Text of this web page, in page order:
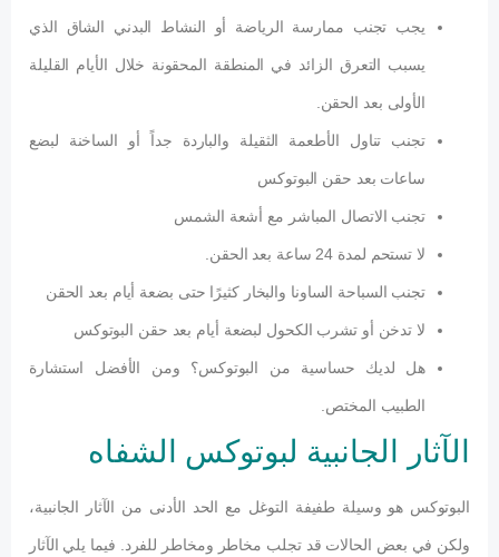
يجب تجنب ممارسة الرياضة أو النشاط البدني الشاق الذي
يسبب التعرق الزائد في المنطقة المحقونة خلال الأيام القليلة
الأولى بعد الحقن.
تجنب تناول الأطعمة الثقيلة والباردة جداً أو الساخنة لبضع
ساعات بعد حقن البوتوكس
تجنب الاتصال المباشر مع أشعة الشمس
لا تستحم لمدة 24 ساعة بعد الحقن.
تجنب السباحة الساونا والبخار كثيرًا حتى بضعة أيام بعد الحقن
لا تدخن أو تشرب الكحول لبضعة أيام بعد حقن البوتوكس
هل لديك حساسية من البوتوكس؟ ومن الأفضل استشارة
الطبيب المختص.
الآثار الجانبية لبوتوكس الشفاه
البوتوكس هو وسيلة طفيفة التوغل مع الحد الأدنى من الآثار الجانبية،
ولكن في بعض الحالات قد تجلب مخاطر ومخاطر للفرد. فيما يلي الآثار